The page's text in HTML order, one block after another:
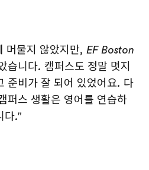
머물지 않았지만, EF Boston
습니다. 캠퍼스도 정말 멋지
준비가 잘 되어 있었어요. 다
퍼스 생활은 영어를 연습하
다."